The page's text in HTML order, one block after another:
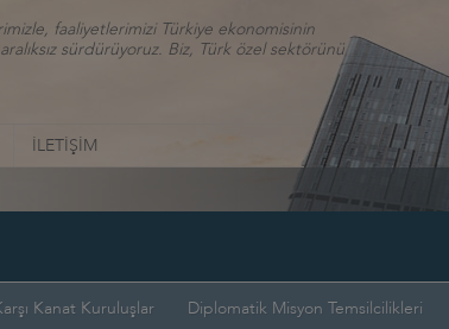
faaliyetlerimizi Türkiye ekonomisinin
sürdürüyoruz. Biz, Türk özel sektörünü
İLETİŞİM
Kanat Kuruluşlar Diplomatik Misyon Temsilcilikleri